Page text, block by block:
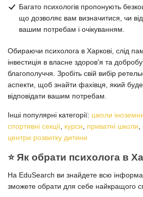
Багато психологів пропонують
що дозволяє вам визначитися, чи
вашим потребам і очікуванням.
Обираючи психолога в Харкові, слід
інвестиція в власне здоров'я та
благополуччя. Зробіть свій вибір
аспекти, щоб знайти фахівця, який
відповідати вашим потребам.
Інші популярні категорії: школи
спортивні секції курси приватні школи
центри розвитку дитини
⭐️ Як обрати психолога в
На EduSearch ви знайдете всю
зможете обрати для себе найкращого